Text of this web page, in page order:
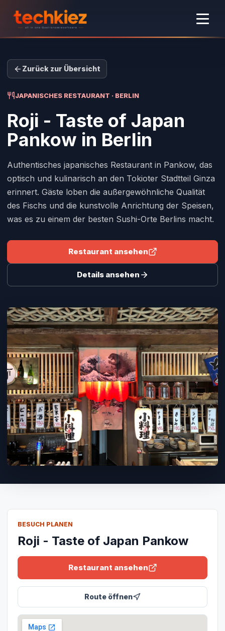
Zurück zur Übersicht
JAPANISCHES RESTAURANT · BERLIN
Roji - Taste of Japan
Pankow in Berlin
Authentisches japanisches Restaurant in Pankow, das
optisch und kulinarisch an den Tokioter Stadtteil Ginza
erinnert. Gäste loben die außergewöhnliche Qualität
des Fischs und die kunstvolle Anrichtung der Speisen,
was es zu einem der besten Sushi-Orte Berlins macht.
Restaurant ansehen
Details ansehen
BESUCH PLANEN
Roji - Taste of Japan Pankow
Restaurant ansehen
Route öffnen